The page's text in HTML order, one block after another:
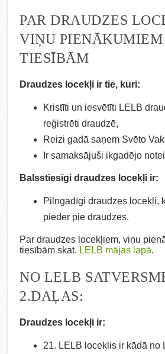
PAR DRAUDZES
VIŅU PIENĀKUMIEM
TIESĪBĀM
Draudzes locekļi ir tie, kuri:
Kristīti un iesvētīti LELB
reģistrēti draudzē,
Reizi gadā saņem Svēto
Ir samaksājuši ikgadējo
Balsstiesīgi draudzes locekļi ir:
Pilngadīgi draudzes locekļi,
pieder pie draudzes.
Par draudzes locekļiem, viņu
tiesībām skat. LELB mājas lapā.
NO LELB
2.DAĻAS:
Draudzes locekļi ir:
21. LELB loceklis ir kādā no